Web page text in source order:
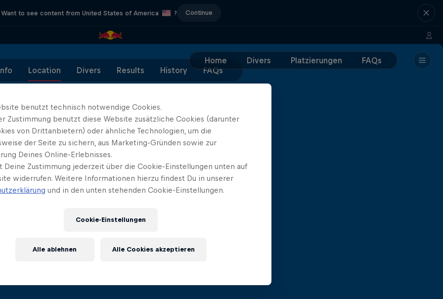
Want to see content from United States of America ? Continue
Home Divers Platzierungen
FAQs
Location Divers Results History FAQs
Partner
benutzt technisch notwendige Cookies.
Zustimmung benutzt diese Website zusätzliche Cookies (darunter
von Drittanbietern) oder ähnliche Technologien, um die
der Seite zu sichern, aus Marketing-Gründen sowie zur
Deines Online-Erlebnisses.
Deine Zustimmung jederzeit über die Cookie-Einstellungen unten auf
widerrufen. Weitere Informationen hierzu findest Du in unserer
und in den unten stehenden Cookie-Einstellungen.
Cookie-Einstellungen
Alle ablehnen Alle Cookies akzeptieren